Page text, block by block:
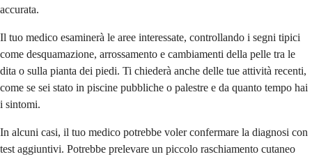
accurata.
Il tuo medico esaminerà le aree interessate, controllando i segni tipici
come desquamazione, arrossamento e cambiamenti della pelle tra le
dita o sulla pianta dei piedi. Ti chiederà anche delle tue attività recenti,
come se sei stato in piscine pubbliche o palestre e da quanto tempo hai
i sintomi.
In alcuni casi, il tuo medico potrebbe voler confermare la diagnosi con
test aggiuntivi. Potrebbe prelevare un piccolo raschiamento cutaneo